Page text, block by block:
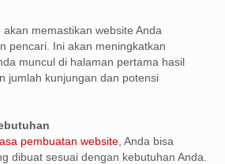
akan memastikan website Anda
pencari. Ini akan meningkatkan
muncul di halaman pertama hasil
jumlah kunjungan dan potensi
pembuatan website , Anda bisa
dibuat sesuai dengan kebutuhan Anda.